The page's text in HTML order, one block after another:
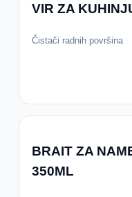
VIR ZA
Čistači radnih površina
BRAIT ZA
350ML